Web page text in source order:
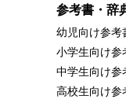
参考書・辞
幼児向け参考
小学生向け参
中学生向け参
高校生向け参